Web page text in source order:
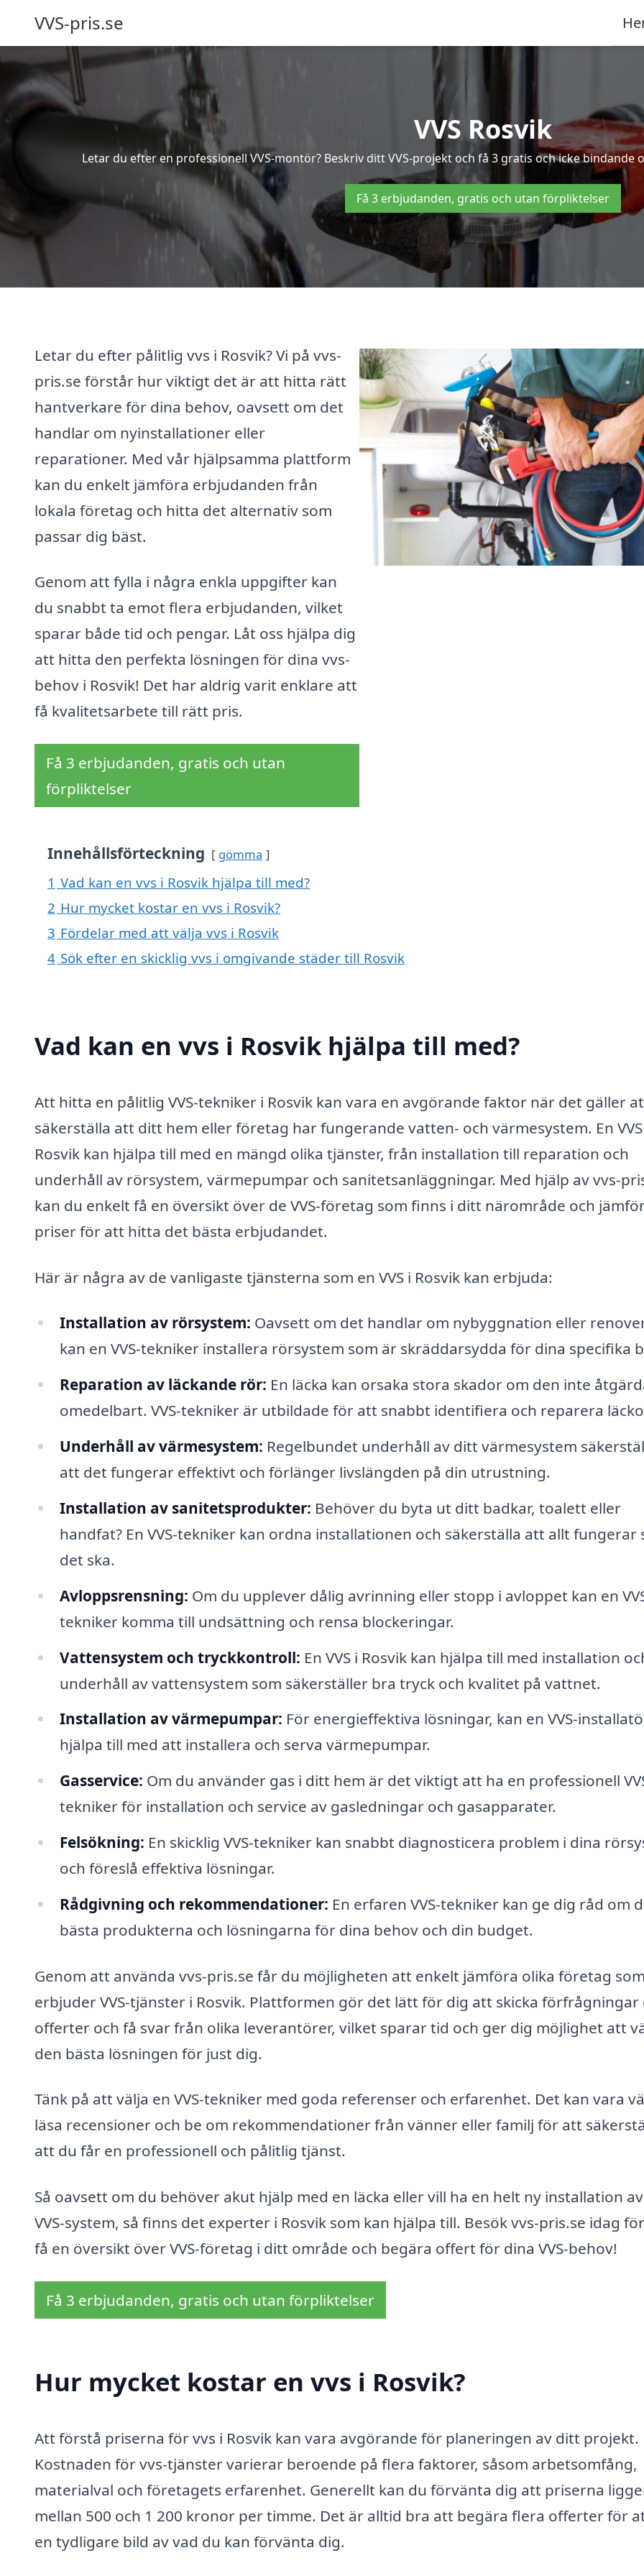
VVS-pris.se
VVS Rosvik
Letar du efter en professionell VVS-montör? Beskriv ditt VVS-projekt och få 3 gratis och icke bindande
Få 3 erbjudanden, gratis och utan förpliktelser
Letar du efter pålitlig vvs i Rosvik? Vi på vvs-
pris.se förstår hur viktigt det är att hitta rätt
hantverkare för dina behov, oavsett om det
handlar om nyinstallationer eller
reparationer. Med vår hjälpsamma plattform
kan du enkelt jämföra erbjudanden från
lokala företag och hitta det alternativ som
passar dig bäst.
Genom att fylla i några enkla uppgifter kan
du snabbt ta emot flera erbjudanden, vilket
sparar både tid och pengar. Låt oss hjälpa dig
att hitta den perfekta lösningen för dina vvs-
behov i Rosvik! Det har aldrig varit enklare att
få kvalitetsarbete till rätt pris.
Få 3 erbjudanden, gratis och utan
förpliktelser
Innehållsförteckning gömma
1 Vad kan en vvs i Rosvik hjälpa till med?
2 Hur mycket kostar en vvs i Rosvik?
3 Fördelar med att välja vvs i Rosvik
4 Sök efter en skicklig vvs i omgivande städer till Rosvik
Vad kan en vvs i Rosvik hjälpa till med?
Att hitta en pålitlig VVS-tekniker i Rosvik kan vara en avgörande faktor när det gäller
säkerställa att ditt hem eller företag har fungerande vatten- och värmesystem. En
Rosvik kan hjälpa till med en mängd olika tjänster, från installation till reparation och
underhåll av rörsystem, värmepumpar och sanitetsanläggningar. Med hjälp av vvs-
kan du enkelt få en översikt över de VVS-företag som finns i ditt närområde och
priser för att hitta det bästa erbjudandet.
Här är några av de vanligaste tjänsterna som en VVS i Rosvik kan erbjuda:
Installation av rörsystem: Oavsett om det handlar om nybyggnation eller
kan en VVS-tekniker installera rörsystem som är skräddarsydda för dina specifika
Reparation av läckande rör: En läcka kan orsaka stora skador om den inte
omedelbart. VVS-tekniker är utbildade för att snabbt identifiera och reparera
Underhåll av värmesystem: Regelbundet underhåll av ditt värmesystem
att det fungerar effektivt och förlänger livslängden på din utrustning.
Installation av sanitetsprodukter: Behöver du byta ut ditt badkar, toalett eller
handfat? En VVS-tekniker kan ordna installationen och säkerställa att allt fungerar
det ska.
Avloppsrensning: Om du upplever dålig avrinning eller stopp i avloppet kan en
tekniker komma till undsättning och rensa blockeringar.
Vattensystem och tryckkontroll: En VVS i Rosvik kan hjälpa till med installation
underhåll av vattensystem som säkerställer bra tryck och kvalitet på vattnet.
Installation av värmepumpar: För energieffektiva lösningar, kan en VVS-
hjälpa till med att installera och serva värmepumpar.
Gasservice: Om du använder gas i ditt hem är det viktigt att ha en professionell
tekniker för installation och service av gasledningar och gasapparater.
Felsökning: En skicklig VVS-tekniker kan snabbt diagnosticera problem i dina
och föreslå effektiva lösningar.
Rådgivning och rekommendationer: En erfaren VVS-tekniker kan ge dig råd om
bästa produkterna och lösningarna för dina behov och din budget.
Genom att använda vvs-pris.se får du möjligheten att enkelt jämföra olika företag som
erbjuder VVS-tjänster i Rosvik. Plattformen gör det lätt för dig att skicka förfrågningar
offerter och få svar från olika leverantörer, vilket sparar tid och ger dig möjlighet att
den bästa lösningen för just dig.
Tänk på att välja en VVS-tekniker med goda referenser och erfarenhet. Det kan vara
läsa recensioner och be om rekommendationer från vänner eller familj för att
att du får en professionell och pålitlig tjänst.
Så oavsett om du behöver akut hjälp med en läcka eller vill ha en helt ny installation
VVS-system, så finns det experter i Rosvik som kan hjälpa till. Besök vvs-pris.se idag
få en översikt över VVS-företag i ditt område och begära offert för dina VVS-behov!
Få 3 erbjudanden, gratis och utan förpliktelser
Hur mycket kostar en vvs i Rosvik?
Att förstå priserna för vvs i Rosvik kan vara avgörande för planeringen av ditt projekt.
Kostnaden för vvs-tjänster varierar beroende på flera faktorer, såsom arbetsomfång,
materialval och företagets erfarenhet. Generellt kan du förvänta dig att priserna
mellan 500 och 1 200 kronor per timme. Det är alltid bra att begära flera offerter för
en tydligare bild av vad du kan förvänta dig.